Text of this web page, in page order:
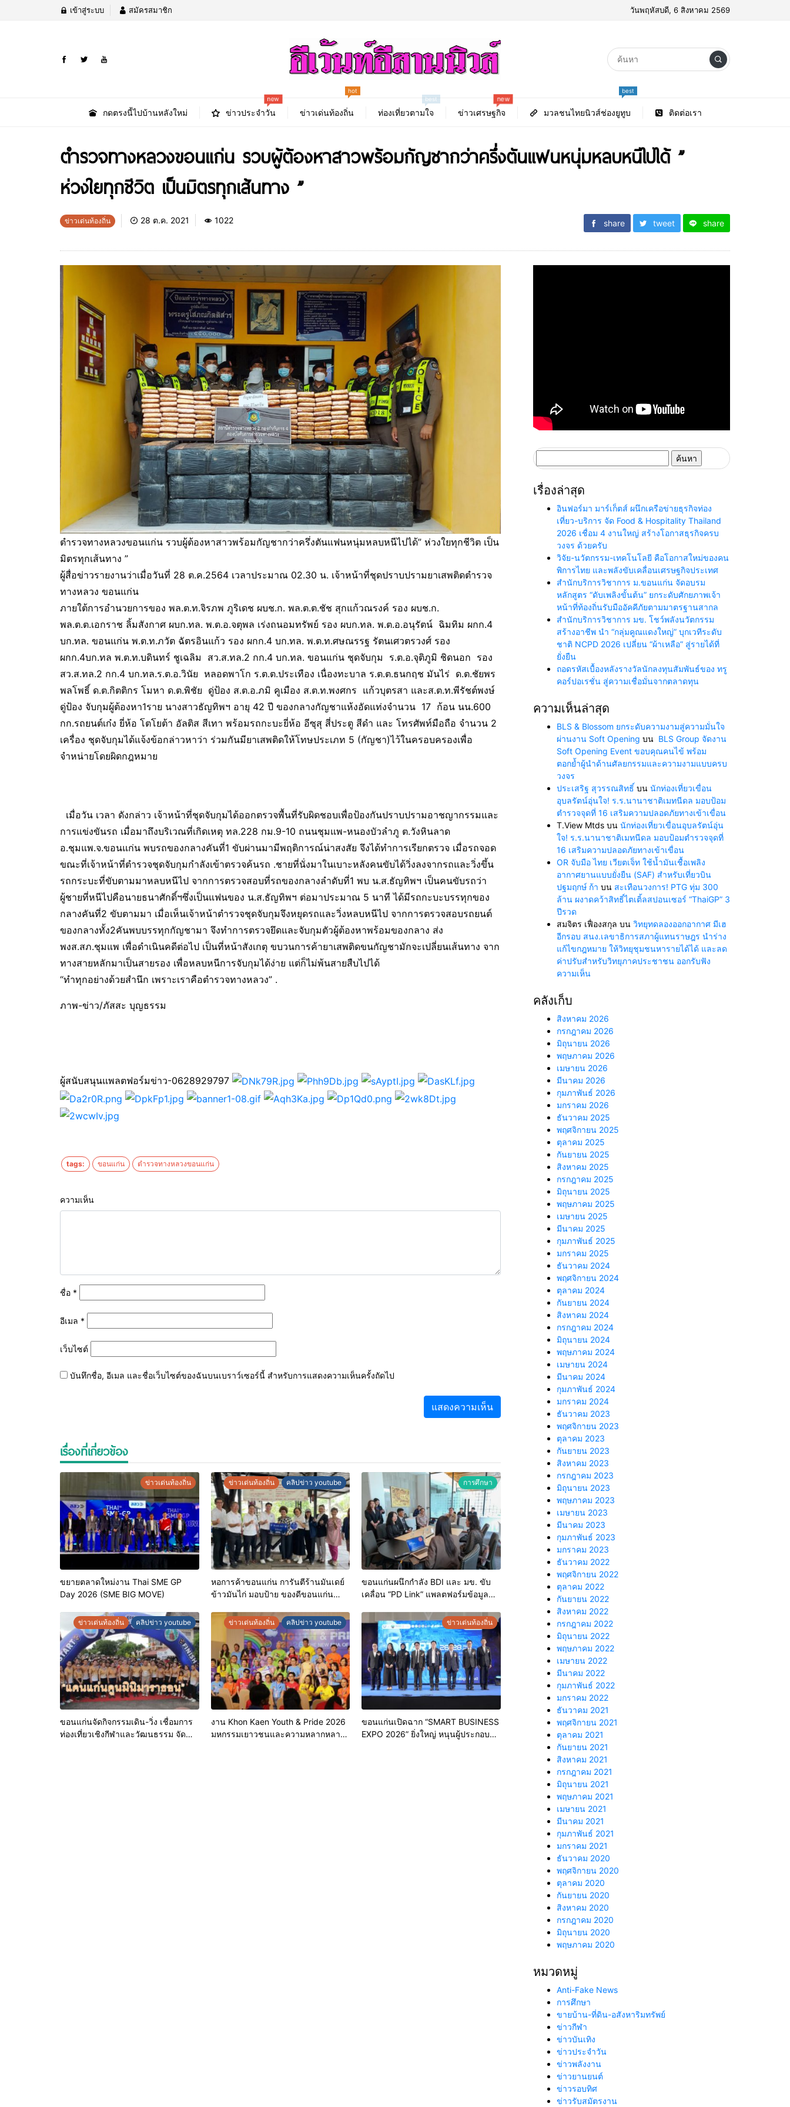
เข้าสู่ระบบ สมัครสมาชิก วันพฤหัสบดี, 6 สิงหาคม 2569
กดตรงนี้ไปบ้านหลังใหม่ ข่าวประจำวัน
new
ข่าวเด่นท้องถิ่น
hot
ท่องเที่ยวตามใจ
best
ข่าวเศรษฐกิจ
new
มวลชนไทยนิวส์ช่องยูทูบ
best
ติดต่อเรา
ตำรวจทางหลวงขอนแก่น รวบผู้ต้องหาสาวพร้อมกัญชากว่าครึ่งตันแฟนหนุ่มหลบหนีไปได้ ”
ห่วงใยทุกชีวิต เป็นมิตรทุกเส้นทาง ”
ข่าวเด่นท้องถิ่น 28 ต.ค. 2021 1022 share tweet share
ตำรวจทางหลวงขอนแก่น รวบผู้ต้องหาสาวพร้อมกัญชากว่าครึ่งตันแฟนหนุ่มหลบหนีไปได้” ห่วงใยทุกชีวิต เป็น
มิตรทุกเส้นทาง ”
ผู้สื่อข่าวรายงานว่าเมื่อวันที่ 28 ต.ค.2564 เวลาประมาณ 02.30 น. เจ้าหน้าที่ชุดปราบปรามยาเสพติดตำรวจ
ทางหลวง ขอนแก่น
ภายใต้การอำนวยการของ พล.ต.ท.จิรภพ ภูริเดช ผบช.ก. พล.ต.ต.ชัช สุกแก้วณรงค์ รอง ผบช.ก.
พล.ต.ต.เอกราช ลิ้มสังกาศ ผบก.ทล. พ.ต.อ.จตุพล เร่งถนอมทรัพย์ รอง ผบก.ทล. พ.ต.อ.อนุรัตน์ ฉิมทิม ผกก.4
บก.ทล. ขอนแก่น พ.ต.ท.ภวัต ฉัตรอินแก้ว รอง ผกก.4 บก.ทล. พ.ต.ท.ศษณรรฐ รัตนเศวตรวงศ์ รอง
ผกก.4บก.ทล พ.ต.ท.บดินทร์ ชูเฉลิม สว.ส.ทล.2 กก.4 บก.ทล. ขอนแก่น ชุดจับกุม ร.ต.อ.จุติภูมิ ชิดนอก รอง
สว.ส.ทล.2 กก.4 บก.ทล.ร.ต.อ.วินัย หลอดพาโก ร.ต.ต.ประเทือง เนื่องทะบาล ร.ต.ต.ธนกฤช มันไร่ ด.ต.ชัยพร
พลโพธิ์ ด.ต.กิตติกร โมหา ด.ต.พิชัย ดู่ป้อง ส.ต.อ.ภมิ คูเมือง ส.ต.ท.พงศกร แก้วบุตรสา และส.ต.ท.พีรัชต์พงษ์
ดู่ป้อง จับกุมผู้ต้องหา1ราย นางสาวธัญทิพฯ อายุ 42 ปี ของกลางกัญชาแห้งอัดแท่งจำนวน 17 ก้อน นน.600
กก.รถยนต์เก๋ง ยี่ห้อ โตโยต้า อัลติส สีเทา พร้อมรถกะบะยี่ห้อ อีซุสุ สี่ประตู สีดำ และ โทรศัพท์มือถือ จำนวน 2
เครื่อง ชุดจับกุมได้แจ้งข้อกล่าวหาว่า ร่วมกันมียาเสพติดให้โทษประเภท 5 (กัญชา)ไว้ในครอบครองเพื่อ
จำหน่ายโดยผิดกฎหมาย
เมื่อวัน เวลา ดังกล่าว เจ้าหน้าที่ชุดจับกุมได้ออกตรวจพื้นที่รับผิดชอบเพื่อป้องกันปราบปรามอาชญากรรมและ
การแข่งขันรถ เมื่อมาถึงบริเวณที่เกิดเหตุ ทล.228 กม.9-10 ถนนชุมแพ-หนองบัวลำภู ต.วังหินลาด
อ.ชุมแพ.จ.ขอนแก่น พบรถของกลางคันที่1 ขับผ่านมามีพฤติการณ์น่าสงสัย จึงได้ทำการเรียกตรวจ เมื่อรถจอด
ขณะที่เจ้าหน้าที่ตำรวจชุดจับกุมกำลังเข้าตรวจค้นรถ .ชายที่นั่งมาในเบาะหลังคนขับได้วิ่งลงจากรถและวิ่งขึ้น
รถกระบะที่ขับตามมาหลบหนีไป จากการตรวจสอบที่รถของกลางลำดับที่1 พบ น.ส.ธัญทิพฯ เป็นคนขับรถว่า
ผู้ชายที่หนีไปคือนายธนาศักดิ์ฯซึ่งเป็นแฟนของ น.ส.ธัญทิพฯ ต่อมาประมาณ 5 นาที ได้มีรถกะบะบรรทุกของ
กลางคันที่2 ขับตามมา เมื่อเห็นเจ้าหน้าตำรวจชุดจับกุมจึงหยุดรถและวิ่งหลบหนีไป จากการตรวจสอบรถยนต์
ของกลางทั้ง2คันพบบรรทุกกัญชามา จึงทำการตรวจยึดและจับกุมตัวผู้ต้องหาพร้อมของกลาง ส่ง
พงส.สภ.ชุมแพ เพื่อดำเนินคดีต่อไป เป็นที่หน้าสังเกตุ ขบวนการค้ายาเสพติดขนกัญชามักจะเปลี่ยนเส้นทาง จาก
ทางสายหลักมาเป็นสายรอง เพื่อหลบหนีการจับกุมได้ง่าย แต่ก็ไม่พ้นสายสืบไปได้
“ทำทุกอย่างด้วยสำนึก เพราะเราคือตำรวจทางหลวง” .
ภาพ-ข่าว/ภัสสะ บุญธรรม
ผู้สนับสนุนแพลตฟอร์มข่าว-0628929797
tags: ขอนแก่น ตำรวจทางหลวงขอนแก่น
ความเห็น
ชื่อ *
อีเมล *
เว็บไซต์
บันทึกชื่อ, อีเมล และชื่อเว็บไซต์ของฉันบนเบราว์เซอร์นี้ สำหรับการแสดงความเห็นครั้งถัดไป
เรื่องที่เกี่ยวข้อง
ข่าวเด่นท้องถิ่น
ขยายตลาดใหม่งาน Thai SME GP
Day 2026 (SME BIG MOVE)
ข่าวเด่นท้องถิ่น คลิปข่าว youtube
หอการค้าขอนแก่น การันตีร้านมันเดย์
ข้าวมันไก่ มอบป้าย ของดีขอนแก่น
คุณภาพ ยกระดับมาตรฐาน สร้างความ
เชื่อมั่นให้ผู้บริโภค
การศึกษา
ขอนแก่นผนึกกำลัง BDI และ มข. ขับ
เคลื่อน “PD Link” แพลตฟอร์มข้อมูล
ฐานข้อมูลที่แม่นยำและยั่งยืน
ข่าวเด่นท้องถิ่น คลิปข่าว youtube
ขอนแก่นจัดกิจกรรมเดิน-วิ่ง เชื่อมการ
ท่องเที่ยวเชิงกีฬาและวัฒนธรรม จัด
ข่าวเด่นท้องถิ่น คลิปข่าว youtube
งาน Khon Kaen Youth & Pride 2026
มหกรรมเยาวชนและความหลากหลาย
ข่าวเด่นท้องถิ่น
ขอนแก่นเปิดฉาก “SMART BUSINESS
EXPO 2026” ยิ่งใหญ่ หนุนผู้ประกอบ
สำหรับ:
เรื่องล่าสุด
อินฟอร์มา มาร์เก็ตส์ ผนึกเครือข่ายธุรกิจท่อง
เที่ยว-บริการ จัด Food & Hospitality Thailand
2026 เชื่อม 4 งานใหญ่ สร้างโอกาสธุรกิจครบ
วงจร ด้วยครับ
วิจัย-นวัตกรรม-เทคโนโลยี คือโอกาสใหม่ของคน
พิการไทย และพลังขับเคลื่อนเศรษฐกิจประเทศ
สำนักบริการวิชาการ ม.ขอนแก่น จัดอบรม
หลักสูตร “ดับเพลิงขั้นต้น” ยกระดับศักยภาพเจ้า
หน้าที่ท้องถิ่นรับมืออัคคีภัยตามมาตรฐานสากล
สำนักบริการวิชาการ มข. โชว์พลังนวัตกรรม
สร้างอาชีพ นำ “กลุ่มคูณแดงใหญ่” บุกเวทีระดับ
ชาติ NCPD 2026 เปลี่ยน “ผ้าเหลือ” สู่รายได้ที่
ยั่งยืน
ถอดรหัสเบื้องหลังรางวัลนักลงทุนสัมพันธ์ของ ทรู
คอร์ปอเรชั่น สู่ความเชื่อมั่นจากตลาดทุน
ความเห็นล่าสุด
BLS & Blossom ยกระดับความงามสู่ความมั่นใจ
ผ่านงาน Soft Opening บน BLS Group จัดงาน
Soft Opening Event ขอบคุณคนไข้ พร้อม
ตอกย้ำผู้นำด้านศัลยกรรมและความงามแบบครบ
วงจร
ประเสริฐ สุวรรณสิทธิ์ บน นักท่องเที่ยวเขื่อน
อุบลรัตน์อุ่นใจ! ร.ร.นานาชาติเมทนีดล มอบป้อม
ตำรวจจุดที่ 16 เสริมความปลอดภัยทางเข้าเขื่อน
T.View Mtds บน นักท่องเที่ยวเขื่อนอุบลรัตน์อุ่น
ใจ! ร.ร.นานาชาติเมทนีดล มอบป้อมตำรวจจุดที่
16 เสริมความปลอดภัยทางเข้าเขื่อน
OR จับมือ ไทย เวียตเจ็ท ใช้น้ำมันเชื้อเพลิง
อากาศยานแบบยั่งยืน (SAF) สำหรับเที่ยวบิน
ปฐมฤกษ์ ก้า บน สะเทือนวงการ! PTG ทุ่ม 300
ล้าน ผงาดคว้าสิทธิ์ไตเติ้ลสปอนเซอร์ “ThaiGP” 3
ปีรวด
สมจิตร เฟื่องสกุล บน วิทยุทดลองออกอากาศ มีเฮ
อีกรอบ สนง.เลขาธิการสภาผู้แทนราษฎร นำร่าง
แก้ไขกฎหมาย ให้วิทยุชุมชนหารายได้ได้ และลด
ค่าปรับสำหรับวิทยุภาคประชาชน ออกรับฟัง
ความเห็น
คลังเก็บ
สิงหาคม 2026
กรกฎาคม 2026
มิถุนายน 2026
พฤษภาคม 2026
เมษายน 2026
มีนาคม 2026
กุมภาพันธ์ 2026
มกราคม 2026
ธันวาคม 2025
พฤศจิกายน 2025
ตุลาคม 2025
กันยายน 2025
สิงหาคม 2025
กรกฎาคม 2025
มิถุนายน 2025
พฤษภาคม 2025
เมษายน 2025
มีนาคม 2025
กุมภาพันธ์ 2025
มกราคม 2025
ธันวาคม 2024
พฤศจิกายน 2024
ตุลาคม 2024
กันยายน 2024
สิงหาคม 2024
กรกฎาคม 2024
มิถุนายน 2024
พฤษภาคม 2024
เมษายน 2024
มีนาคม 2024
กุมภาพันธ์ 2024
มกราคม 2024
ธันวาคม 2023
พฤศจิกายน 2023
ตุลาคม 2023
กันยายน 2023
สิงหาคม 2023
กรกฎาคม 2023
มิถุนายน 2023
พฤษภาคม 2023
เมษายน 2023
มีนาคม 2023
กุมภาพันธ์ 2023
มกราคม 2023
ธันวาคม 2022
พฤศจิกายน 2022
ตุลาคม 2022
กันยายน 2022
สิงหาคม 2022
กรกฎาคม 2022
มิถุนายน 2022
พฤษภาคม 2022
เมษายน 2022
มีนาคม 2022
กุมภาพันธ์ 2022
มกราคม 2022
ธันวาคม 2021
พฤศจิกายน 2021
ตุลาคม 2021
กันยายน 2021
สิงหาคม 2021
กรกฎาคม 2021
มิถุนายน 2021
พฤษภาคม 2021
เมษายน 2021
มีนาคม 2021
กุมภาพันธ์ 2021
มกราคม 2021
ธันวาคม 2020
พฤศจิกายน 2020
ตุลาคม 2020
กันยายน 2020
สิงหาคม 2020
กรกฎาคม 2020
มิถุนายน 2020
พฤษภาคม 2020
หมวดหมู่
Anti-Fake News
การศึกษา
ขายบ้าน-ที่ดิน-อสังหาริมทรัพย์
ข่าวกีฬา
ข่าวบันเทิง
ข่าวประจำวัน
ข่าวพลังงาน
ข่าวยานยนต์
ข่าวรอบทิศ
ข่าวรับสมัตรงาน